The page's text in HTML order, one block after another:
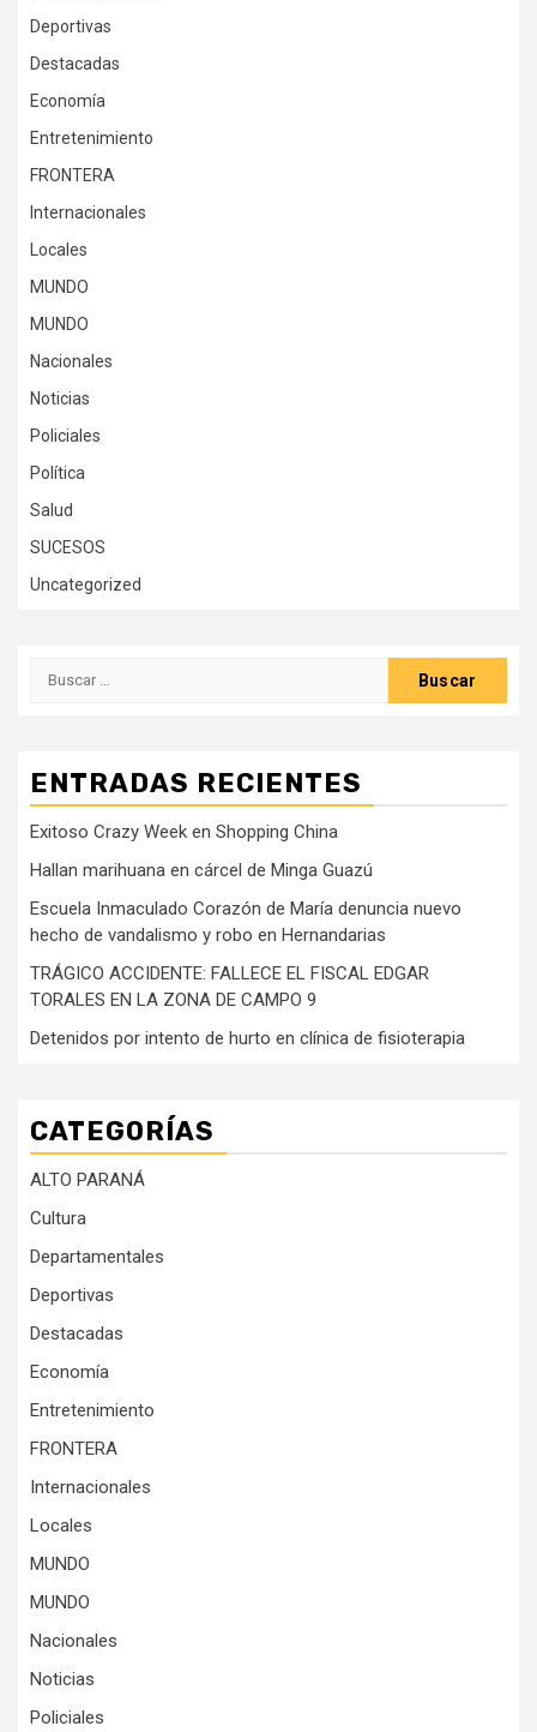
Deportivas
Destacadas
Economía
Entretenimiento
FRONTERA
Internacionales
Locales
MUNDO
MUNDO
Nacionales
Noticias
Policiales
Política
Salud
SUCESOS
Uncategorized
Buscar:
ENTRADAS RECIENTES
Exitoso Crazy Week en Shopping China
Hallan marihuana en cárcel de Minga Guazú
Escuela Inmaculado Corazón de María denuncia nuevo
hecho de vandalismo y robo en Hernandarias
TRÁGICO ACCIDENTE: FALLECE EL FISCAL EDGAR
TORALES EN LA ZONA DE CAMPO 9
Detenidos por intento de hurto en clínica de fisioterapia
CATEGORÍAS
ALTO PARANÁ
Cultura
Departamentales
Deportivas
Destacadas
Economía
Entretenimiento
FRONTERA
Internacionales
Locales
MUNDO
MUNDO
Nacionales
Noticias
Policiales